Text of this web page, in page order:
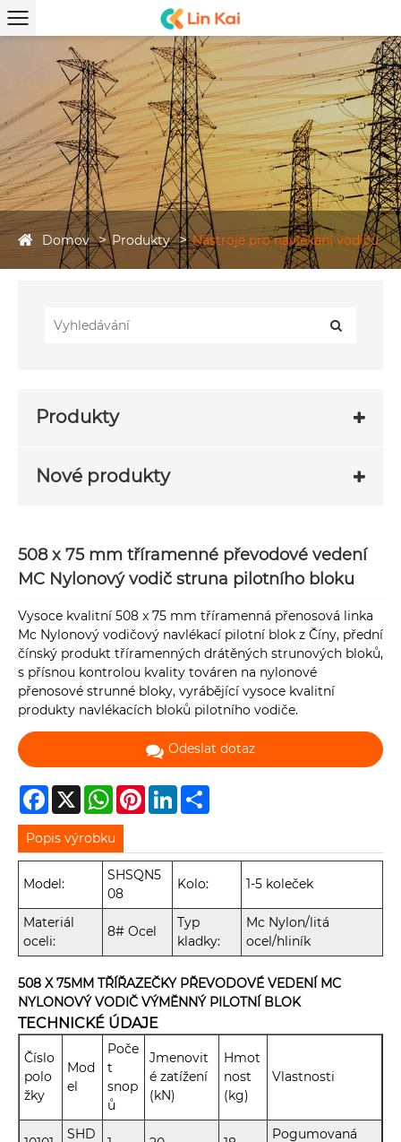
Domov Produkty Nástroje pro navlékání vodičů
Produkty
Nové produkty
508 x 75 mm tříramenné převodové vedení
MC Nylonový vodič struna pilotního bloku
Vysoce kvalitní 508 x 75 mm tříramenná přenosová linka
Mc Nylonový vodičový navlékací pilotní blok z Číny, přední
čínský produkt tříramenných drátěných strunových bloků,
s přísnou kontrolou kvality továren na nylonové
přenosové strunné bloky, vyrábějící vysoce kvalitní
produkty navlékacích bloků pilotního vodiče.
Odeslat dotaz
Facebook
X WhatsAppPinterestLinkedIn
Popis výrobku
Model:
SHSQN5
08
Kolo: 1-5 koleček
Materiál
oceli:
8# Ocel
Typ
kladky:
Mc Nylon/litá
ocel/hliník
508 X 75MM TŘÍŘAZEČKY PŘEVODOVÉ VEDENÍ MC
NYLONOVÝ VODIČ VÝMĚNNÝ PILOTNÍ BLOK
TECHNICKÉ ÚDAJE
Číslo
polo
žky
Mod
el
Poče
t
snop
ů
Jmenovit
é zatížení
(kN)
Hmot
nost
(kg)
Vlastnosti
SHD
Pogumovaná